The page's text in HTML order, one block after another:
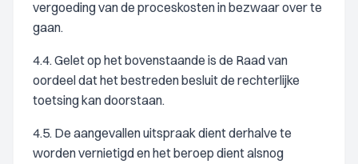
vergoeding van de proceskosten in bezwaar over te
gaan.
4.4. Gelet op het bovenstaande is de Raad van
oordeel dat het bestreden besluit de rechterlijke
toetsing kan doorstaan.
4.5. De aangevallen uitspraak dient derhalve te
worden vernietigd en het beroep dient alsnog